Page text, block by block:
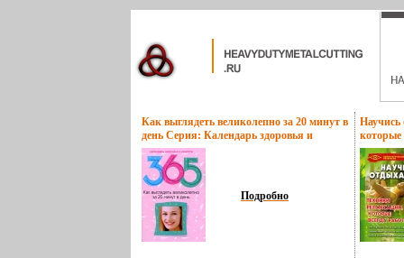
Как выглядеть великолепно за 20 минут в
день Серия: Календарь здоровья и
красоты инфо 13645p.
Подробно
Научись
которые
13646p.